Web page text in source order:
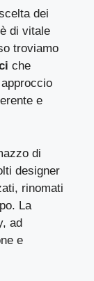
dei
di vitale
troviamo
che
e
di
designer
rinomati
La
ad
e